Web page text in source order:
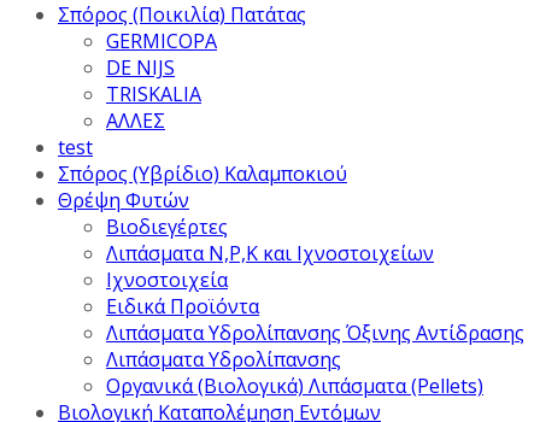
Σπόρος (Ποικιλία) Πατάτας
GERMICOPA
DE NIJS
TRISKALIA
ΑΛΛΕΣ
test
Σπόρος (Υβρίδιο) Καλαμποκιού
Θρέψη Φυτών
Βιοδιεγέρτες
Λιπάσματα Ν,Ρ,Κ και Ιχνοστοιχείων
Ιχνοστοιχεία
Ειδικά Προϊόντα
Λιπάσματα Υδρολίπανσης Όξινης Αντίδρασης
Λιπάσματα Υδρολίπανσης
Οργανικά (Βιολογικά) Λιπάσματα (Pellets)
Βιολογική Καταπολέμηση Εντόμων